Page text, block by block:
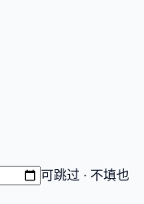
可跳过 · 不填也